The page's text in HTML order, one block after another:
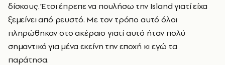
δίσκους. Έτσι έπρεπε να πουλήσω την Island γιατί είχα
ξεμείνει από ρευστό. Με τον τρόπο αυτό όλοι
πληρώθηκαν στο ακέραιο γιατί αυτό ήταν πολύ
σημαντικό για μένα εκείνη την εποχή κι εγώ τα
παράτησα.